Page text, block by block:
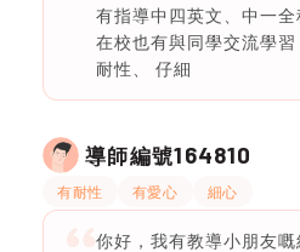
有指導中四英文、中一全
在校也有與同學交流學
耐性、 仔細
導師編號164810
有耐性 有愛心 細心
你好，我有教導小朋友嘅